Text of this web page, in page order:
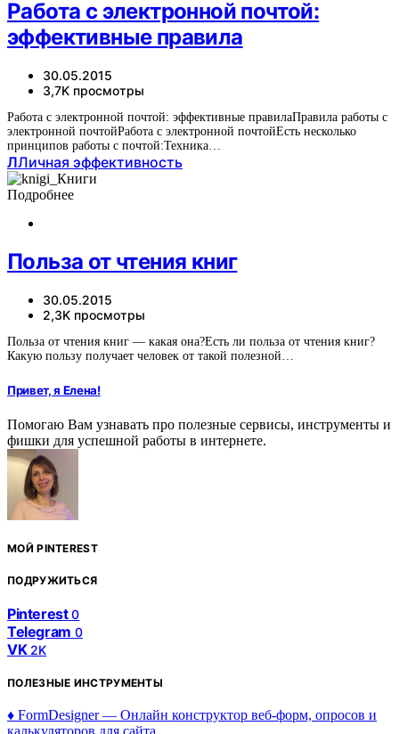
Работа с электронной почтой:
эффективные правила
30.05.2015
3,7K просмотры
Работа с электронной почтой: эффективные правилаПравила работы с
электронной почтойРабота с электронной почтойЕсть несколько
принципов работы с почтой:Техника…
ЛЛичная эффективность
Подробнее
Польза от чтения книг
30.05.2015
2,3K просмотры
Польза от чтения книг — какая она?Есть ли польза от чтения книг?
Какую пользу получает человек от такой полезной…
Привет, я Елена!
Помогаю Вам узнавать про полезные сервисы, инструменты и
фишки для успешной работы в интернете.
МОЙ PINTEREST
ПОДРУЖИТЬСЯ
Pinterest 0
Telegram 0
VK 2K
ПОЛЕЗНЫЕ ИНСТРУМЕНТЫ
♦ FormDesigner — Онлайн конструктор веб-форм, опросов и
калькуляторов для сайта